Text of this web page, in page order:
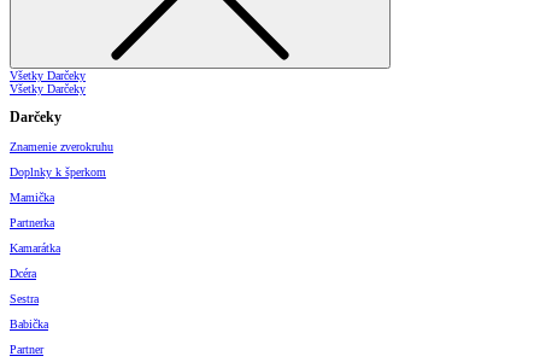
Všetky Darčeky
Všetky Darčeky
Darčeky
Znamenie zverokruhu
Doplnky k šperkom
Mamička
Partnerka
Kamarátka
Dcéra
Sestra
Babička
Partner